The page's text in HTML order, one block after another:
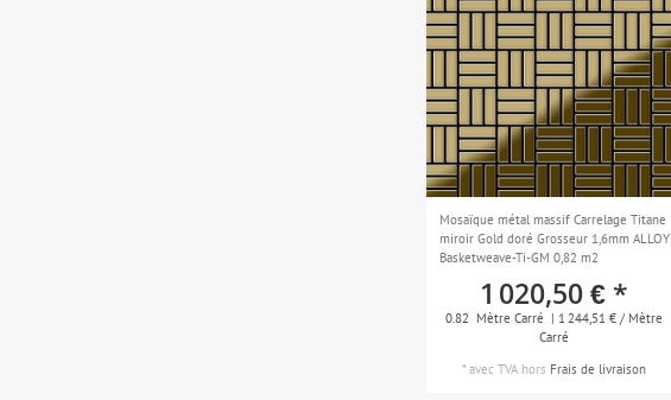
Mosaïque métal massif Carrelage Titane
miroir Gold doré Grosseur 1,6mm ALLOY
Basketweave-Ti-GM 0,82 m2
1 020,50 € *
0.82 Mètre Carré | 1 244,51 € / Mètre
Carré
*avec TVA hors Frais de livraison